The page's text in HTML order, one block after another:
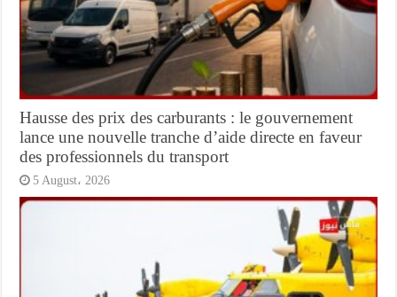
Hausse des prix des carburants : le gouvernement
lance une nouvelle tranche d’aide directe en faveur
des professionnels du transport
5 August، 2026